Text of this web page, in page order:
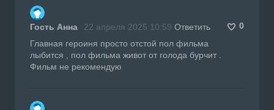
Гость Анна 22 апреля 2025 10:59 Ответить
0
Главная героиня просто отстой пол фильма
лыбится , пол фильма живот от голода бурчит .
Фильм не рекомендую